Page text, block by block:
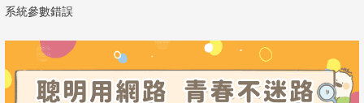
系統參數錯誤